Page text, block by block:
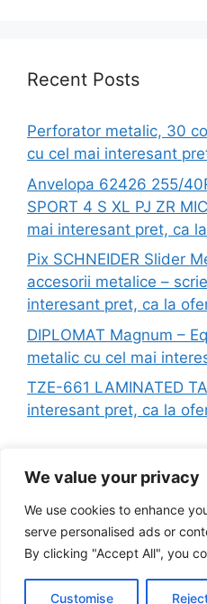
We value your privacy
We use cookies to enhance
serve personalised ads or
By clicking "Accept All", you
Customise
Recent Posts
Perforator metalic, 30
cu cel mai interesant
Anvelopa 62426 255/
SPORT 4 S XL PJ ZR
mai interesant pret, ca
Pix SCHNEIDER Slider
accesorii metalice –
interesant pret, ca la
DIPLOMAT Magnum –
metalic cu cel mai
TZE-661 LAMINATED
interesant pret, ca la
Search
for: